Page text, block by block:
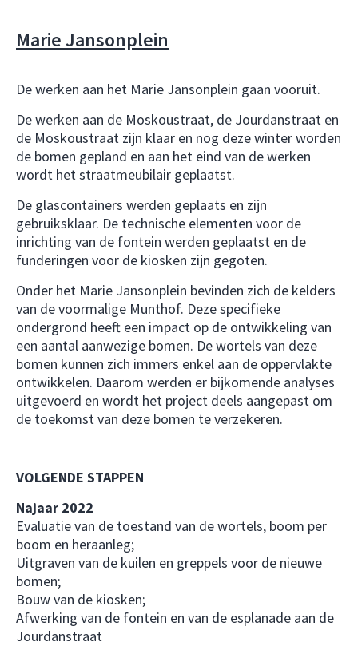
Marie Jansonplein
De werken aan het Marie Jansonplein gaan vooruit.
De werken aan de Moskoustraat, de Jourdanstraat en
de Moskoustraat zijn klaar en nog deze winter worden
de bomen gepland en aan het eind van de werken
wordt het straatmeubilair geplaatst.
De glascontainers werden geplaats en zijn
gebruiksklaar. De technische elementen voor de
inrichting van de fontein werden geplaatst en de
funderingen voor de kiosken zijn gegoten.
Onder het Marie Jansonplein bevinden zich de kelders
van de voormalige Munthof. Deze specifieke
ondergrond heeft een impact op de ontwikkeling van
een aantal aanwezige bomen. De wortels van deze
bomen kunnen zich immers enkel aan de oppervlakte
ontwikkelen. Daarom werden er bijkomende analyses
uitgevoerd en wordt het project deels aangepast om
de toekomst van deze bomen te verzekeren.
VOLGENDE STAPPEN
Najaar 2022
Evaluatie van de toestand van de wortels, boom per
boom en heraanleg;
Uitgraven van de kuilen en greppels voor de nieuwe
bomen;
Bouw van de kiosken;
Afwerking van de fontein en van de esplanade aan de
Jourdanstraat